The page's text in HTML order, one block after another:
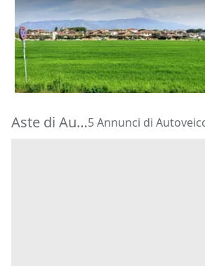
Asta Quota 6/56 di terreno uso
sport e per verde
Bassano del Grappa (Vicenza)
12.595 €
15/09/2026
Aste di Autoveicoli e Cicli Tombolo5 Annunci di